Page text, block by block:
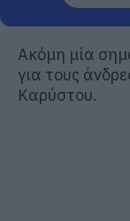
Ακόμη μία
για τους
Καρύστου.